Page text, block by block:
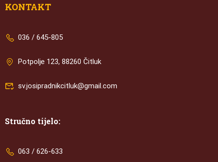
KONTAKT
036 / 645-805
Potpolje 123, 88260 Čitluk
sv.josipradnikcitluk@gmail.com
Stručno tijelo:
063 / 626-633